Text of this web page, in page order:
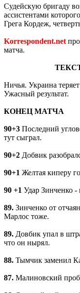
Судейскую бригаду
ассистентами
Грега Кордеж,
Korrespondent.net
матча.
Ничья. Украина
Ужасный результат.
КОНЕЦ МАТЧА
90+3 Последний
тут сыграл.
90+2 Добвик
90+1 Желтая киперу
90 +1 Удар Зинченко -
89. Зинченко от
Марлос тоже.
89. Довбик упал в
что он нырял.
88. Тымчик заменил
87. Малиновский